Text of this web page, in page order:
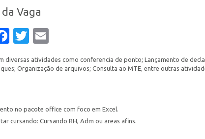
Vaga
Facebook
Twitter
diversas atividades como conferencia de ponto; Lançamento de
Organização de arquivos; Consulta ao MTE, entre outras
no pacote office com foco em Excel.
cursando: Cursando RH, Adm ou areas afins.